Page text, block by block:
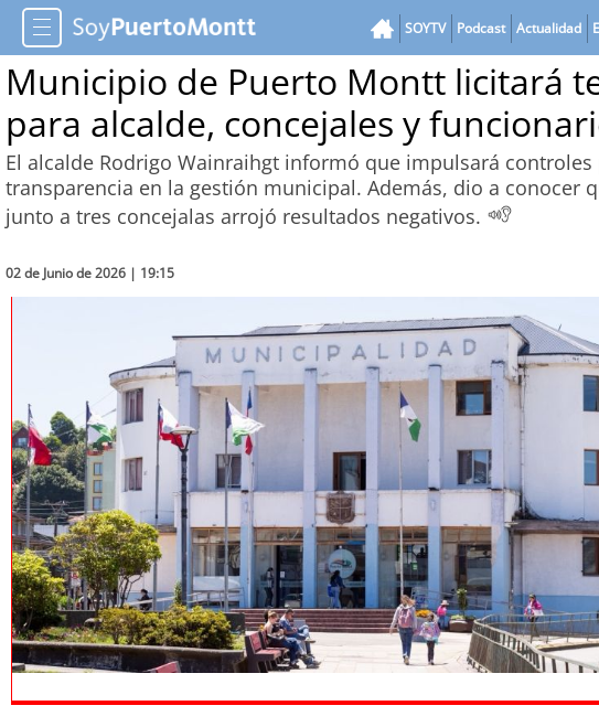
SOYTV Podcast Actualidad
Municipio de Puerto Montt licitará
para alcalde, concejales y
El alcalde Rodrigo Wainraihgt informó que impulsará
transparencia en la gestión municipal. Además, dio a conocer
junto a tres concejalas arrojó resultados negativos.
02 de Junio de 2026 | 19:15